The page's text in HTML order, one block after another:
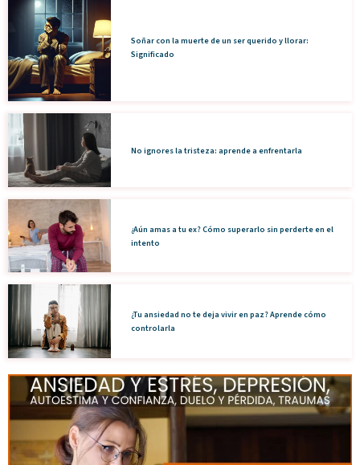
Soñar con la muerte de un ser querido y llorar:
Significado
No ignores la tristeza: aprende a enfrentarla
¿Aún amas a tu ex? Cómo superarlo sin perderte en el
intento
¿Tu ansiedad no te deja vivir en paz? Aprende cómo
controlarla